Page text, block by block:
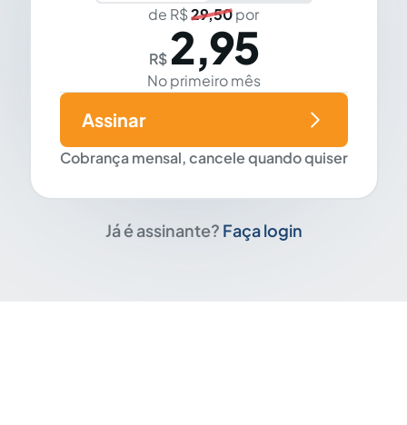
de R$29,50por
R$ 2,95
No primeiro mês
Cobrança mensal, cancele quando quiser
Assinar
Já é assinante? Faça login